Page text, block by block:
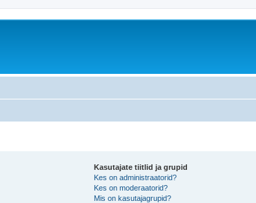
Kasutajate tiitlid ja grupid
Kes on administraatorid?
Kes on moderaatorid?
Mis on kasutajagrupid?